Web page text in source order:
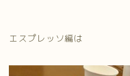
エスプレッソ編は